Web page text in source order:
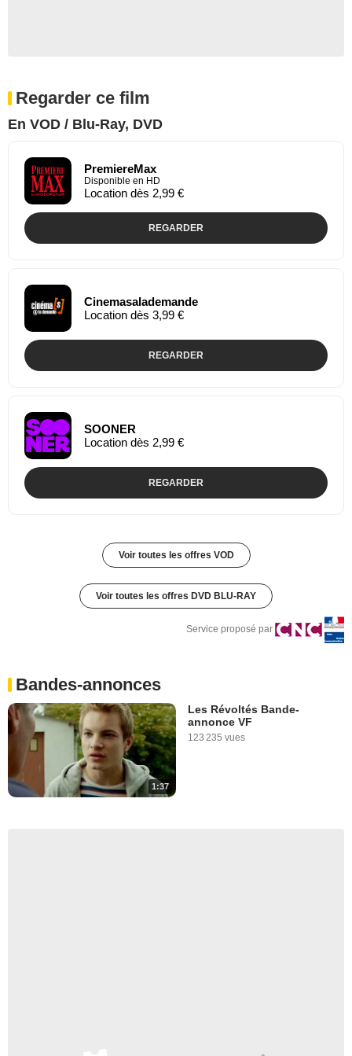
Regarder ce film
En VOD / Blu-Ray, DVD
PremiereMax
Disponible en HD
Location dès 2,99 €
REGARDER
Cinemasalademande
Location dès 3,99 €
REGARDER
SOONER
Location dès 2,99 €
REGARDER
Voir toutes les offres VOD
Voir toutes les offres DVD BLU-RAY
Service proposé par
Bandes-annonces
1:37
Les Révoltés Bande-
annonce VF
123 235 vues